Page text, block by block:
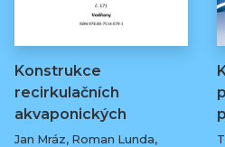
Konstrukce
recirkulačních
akvaponických
systémů
Jan Mráz, Roman Lunda,